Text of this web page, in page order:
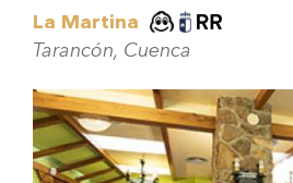
La Martina
Tarancón, Cuenca